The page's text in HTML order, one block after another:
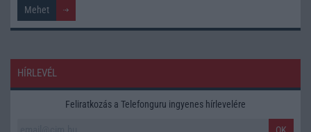
HÍRLEVÉL
Feliratkozás a Telefonguru ingyenes hírlevelére
OK